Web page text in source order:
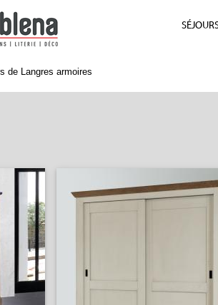
de Langres armoires